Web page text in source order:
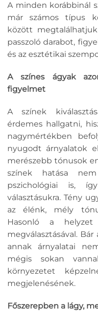
A minden korábbinál
már számos típus
között
passzoló darabot,
és az esztétikai
A színes ágyak
figyelmet
A színek
érdemes hallgatni,
nagymértékben
nyugodt árnyalatok
merészebb tónusok
színek hatása
pszichológiai is,
választásukra. Tény
az élénk, mély
Hasonló a helyzet
megválasztásával.
annak árnyalatai
mégis sokan
környezetet
megjelenésének.
Főszerepben a lágy,